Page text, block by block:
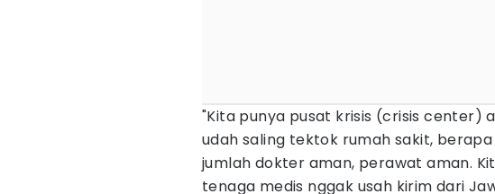
"Kita punya pusat krisis (crisis center)
udah saling tektok rumah sakit,
jumlah dokter aman, perawat aman.
tenaga medis nggak usah kirim dari